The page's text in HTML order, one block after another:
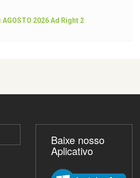
Baixe nosso
Aplicativo